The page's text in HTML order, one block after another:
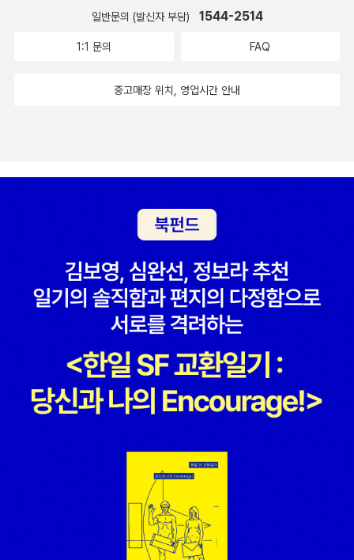
소설이 다다른 정점이라 할 것이다. 기왕의 서사적 기예는 더 유려해
국문학의 뛰어난 성과 가운데 하나로 평가받는다. 등단 이후 발표하
돈키호테>. 양장본 나왔을 때 따끈따끈한 신간으로 구매했었는데 종
아서 잊고 살다가 이수은 작가의 <평균의 마음>을 읽고서 <돈키호테
싶어진다. 이래서 책에 대한 책을 조심해야 한다. 한 권을 읽었을 뿐인
벽돌책은 전자책으로! 아무튼 <돈키호테>는 올해 안에 읽을 거다. 무
조건!-프랑스 중위의 여자<프랑스 중위의 여자>도 종이책으로 갖고
게 되었다. 이 책은 전자책으로 사고 싶어서 정말 여러 번 검색했는데
도 안 뜨길래 거의 반포기 상태였는데 어느날 검색해보니까 전자책이
나왔길래 바로 샀다. 예전에 갖고 있던 종이책은 한 권 짜리였는데 전
다행이라고 생각해야겠지.-존재의 세 가지 거짓말 <존재의 세 가지
거짓말>도 두 번 샀다. 예전에 갖고 있던 종이책은 세 권 짜리였는데
전자책은 통합본이다. 통합본도 버전이 여러가지인데 내가 산 전자책
갖고 싶은데 전자책 이용자에게는 어떠한 선택권도 없다. 표지 따위
안 보면 그만이라고 위안을 얻어 보지만 그래도 가끔씩 열 받는다. 전
자책 사용자에게도 표지 선택권을 달라!!우리에게도 미적 감각이 있
다!-어제의 세계 슈테판 츠바이크의 <어제의 세계>도 두 번 샀다. 왜
인지 모르겠는데 이 책에 대한 집착이 있다. 안 읽으면서도 계속 보관
일반문의 (발신자 부담) 1544-2514
1:1 문의 FAQ
중고매장 위치, 영업시간 안내